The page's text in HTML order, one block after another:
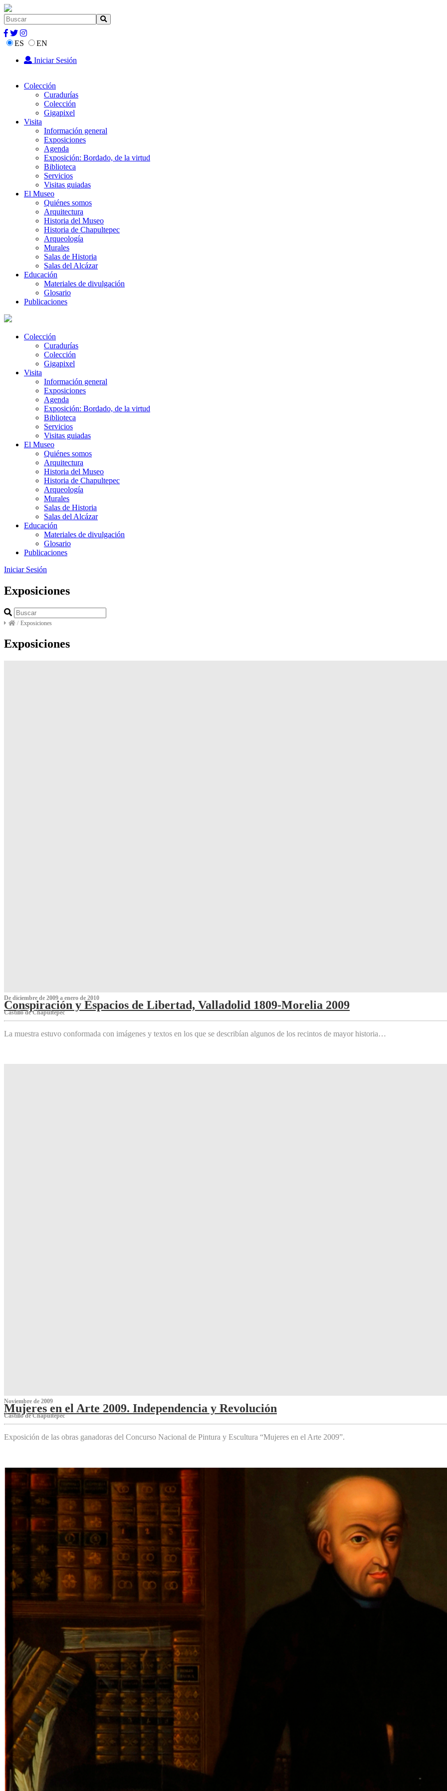
ES
EN
Iniciar Sesión
Colección
Curadurías
Colección
Gigapixel
Visita
Información general
Exposiciones
Agenda
Exposición: Bordado, de la virtud
Biblioteca
Servicios
Visitas guiadas
El Museo
Quiénes somos
Arquitectura
Historia del Museo
Historia de Chapultepec
Arqueología
Murales
Salas de Historia
Salas del Alcázar
Educación
Materiales de divulgación
Glosario
Publicaciones
Colección
Curadurías
Colección
Gigapixel
Visita
Información general
Exposiciones
Agenda
Exposición: Bordado, de la virtud
Biblioteca
Servicios
Visitas guiadas
El Museo
Quiénes somos
Arquitectura
Historia del Museo
Historia de Chapultepec
Arqueología
Murales
Salas de Historia
Salas del Alcázar
Educación
Materiales de divulgación
Glosario
Publicaciones
Iniciar Sesión
Exposiciones
/ Exposiciones
Exposiciones
De diciembre de 2009 a enero de 2010
Conspiración y Espacios de Libertad, Valladolid 1809-Morelia 2009
Castillo de Chapultepec
La muestra estuvo conformada con imágenes y textos en los que se describían algunos de los recintos de mayor historia…
Noviembre de 2009
Mujeres en el Arte 2009. Independencia y Revolución
Castillo de Chapultepec
Exposición de las obras ganadoras del Concurso Nacional de Pintura y Escultura “Mujeres en el Arte 2009”.